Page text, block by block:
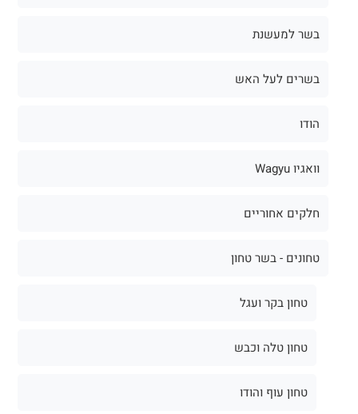
בשר למעשנת
בשרים לעל האש
הודו
וואגיו Wagyu
חלקים אחוריים
טחונים - בשר טחון
טחון בקר ועגל
טחון טלה וכבש
טחון עוף והודו